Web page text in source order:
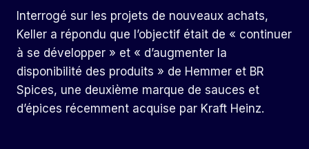
Interrogé sur les projets de nouveaux achats,
Keller a répondu que l’objectif était de « continuer
à se développer » et « d’augmenter la
disponibilité des produits » de Hemmer et BR
Spices, une deuxième marque de sauces et
d’épices récemment acquise par Kraft Heinz.